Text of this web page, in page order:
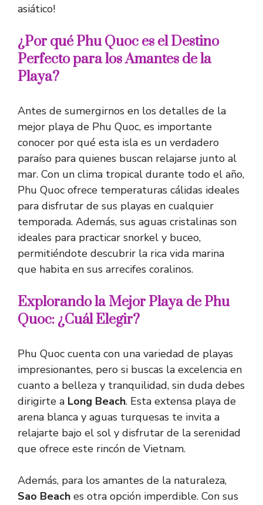
asiático!
¿Por qué Phu Quoc es el Destino
Perfecto para los Amantes de la
Playa?
Antes de sumergirnos en los detalles de la
mejor playa de Phu Quoc, es importante
conocer por qué esta isla es un verdadero
paraíso para quienes buscan relajarse junto al
mar. Con un clima tropical durante todo el año,
Phu Quoc ofrece temperaturas cálidas ideales
para disfrutar de sus playas en cualquier
temporada. Además, sus aguas cristalinas son
ideales para practicar snorkel y buceo,
permitiéndote descubrir la rica vida marina
que habita en sus arrecifes coralinos.
Explorando la Mejor Playa de Phu
Quoc: ¿Cuál Elegir?
Phu Quoc cuenta con una variedad de playas
impresionantes, pero si buscas la excelencia en
cuanto a belleza y tranquilidad, sin duda debes
dirigirte a Long Beach. Esta extensa playa de
arena blanca y aguas turquesas te invita a
relajarte bajo el sol y disfrutar de la serenidad
que ofrece este rincón de Vietnam.
Además, para los amantes de la naturaleza,
Sao Beach es otra opción imperdible. Con sus